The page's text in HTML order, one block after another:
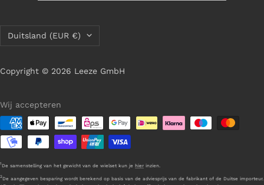
Land/regio Duitsland (EUR €)
Copyright © 2026 Leeze GmbH
Wij accepteren
1 De samenstelling van het gewicht van de wielset kun je hier inzien.
2De aangegeven besparing wordt berekend op basis van de adviesprijs van de fabrikant of de Duitse importeur.